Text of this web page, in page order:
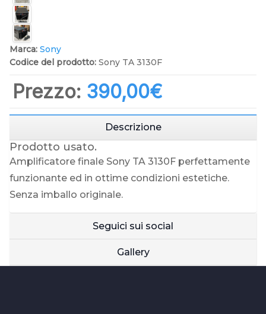
Marca: Sony
Codice del prodotto: Sony TA 3130F
Prezzo: 390,00‎€
Descrizione
Prodotto usato.
Amplificatore finale Sony TA 3130F perfettamente
funzionante ed in ottime condizioni estetiche.
Senza imballo originale.
Seguici sui social
Gallery